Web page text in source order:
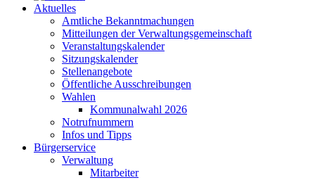
Aktuelles
Amtliche Bekanntmachungen
Mitteilungen der Verwaltungsgemeinschaft
Veranstaltungskalender
Sitzungskalender
Stellenangebote
Öffentliche Ausschreibungen
Wahlen
Kommunalwahl 2026
Notrufnummern
Infos und Tipps
Bürgerservice
Verwaltung
Mitarbeiter